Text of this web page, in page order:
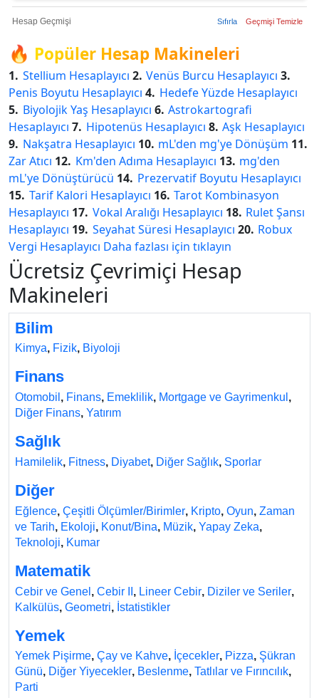
Hesap Geçmişi Sıfırla Geçmişi Temizle
🔥 Popüler Hesap Makineleri
1. Stellium Hesaplayıcı 2. Venüs Burcu Hesaplayıcı3.
Penis Boyutu Hesaplayıcı 4. Hedefe Yüzde Hesaplayıcı
5. Biyolojik Yaş Hesaplayıcı 6. Astrokartografi
Hesaplayıcı 7. Hipotenüs Hesaplayıcı 8. Aşk Hesaplayıcı
9. Nakşatra Hesaplayıcı 10. mL'den mg'ye Dönüşüm 11.
Zar Atıcı 12. Km'den Adıma Hesaplayıcı 13. mg'den
mL'ye Dönüştürücü 14. Prezervatif Boyutu Hesaplayıcı
15. Tarif Kalori Hesaplayıcı 16. Tarot Kombinasyon
Hesaplayıcı 17. Vokal Aralığı Hesaplayıcı 18. Rulet Şansı
Hesaplayıcı 19. Seyahat Süresi Hesaplayıcı 20. Robux
Vergi Hesaplayıcı Daha fazlası için tıklayın
Ücretsiz Çevrimiçi Hesap
Makineleri
Bilim
Kimya, Fizik, Biyoloji
Finans
Otomobil , Finans, Emeklilik, Mortgage ve Gayrimenkul ,
Diğer Finans, Yatırım
Sağlık
Hamilelik, Fitness, Diyabet, Diğer Sağlık, Sporlar
Diğer
Eğlence, Çeşitli Ölçümler/Birimler, Kripto, Oyun, Zaman
ve Tarih, Ekoloji, Konut/Bina, Müzik, Yapay Zeka,
Teknoloji, Kumar
Matematik
Cebir ve Genel , Cebir II , Lineer Cebir, Diziler ve Seriler,
Kalkülüs, Geometri, İstatistikler
Yemek
Yemek Pişirme, Çay ve Kahve, İçecekler, Pizza, Şükran
Günü, Diğer Yiyecekler, Beslenme, Tatlılar ve Fırıncılık,
Parti